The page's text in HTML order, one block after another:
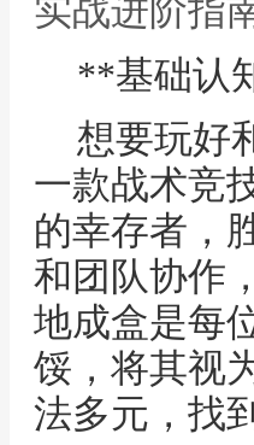
实战进阶指
**基础认
想要玩好
一款战术竞
的幸存者，
和团队协作
地成盒是每
馁，将其视
法多元，找